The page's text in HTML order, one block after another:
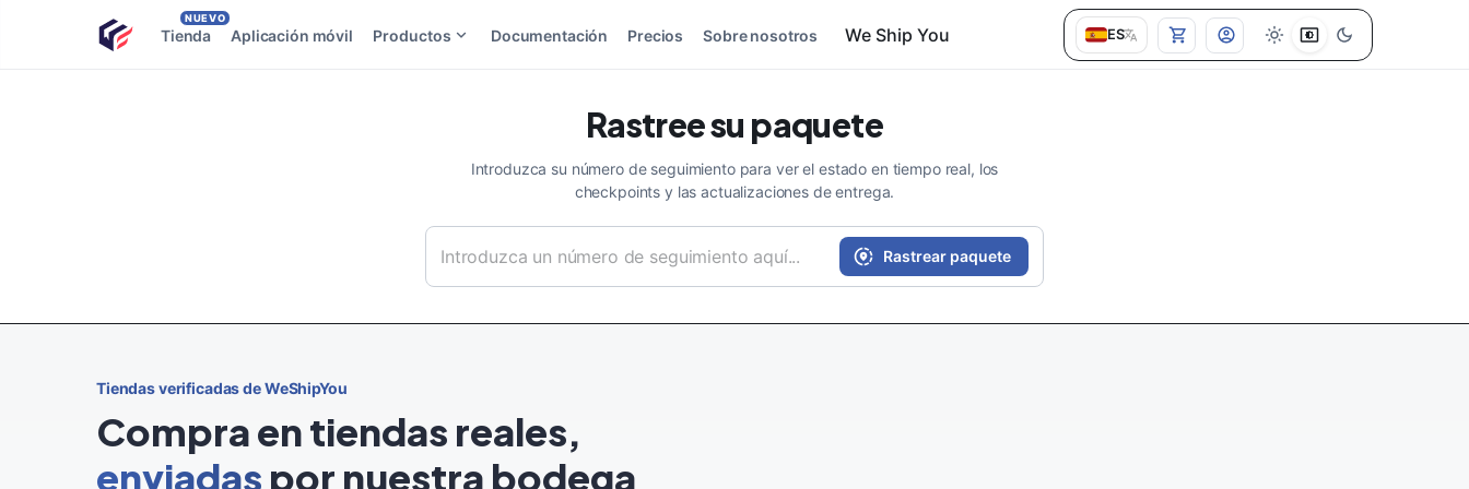
Tienda
NUEVO
Aplicación móvil Productos Documentación Precios Sobre nosotros ES
Rastree su paquete
Introduzca su número de seguimiento para ver el estado en tiempo real, los
checkpoints y las actualizaciones de entrega.
Rastrear paquete
Tiendas verificadas de WeShipYou
Compra en tiendas reales,
enviadas por nuestra bodega